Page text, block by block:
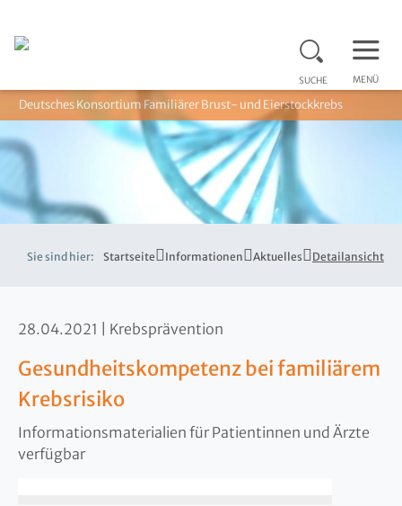
SUCHE MENÜ
Deutsches Konsortium Familiärer Brust- und Eierstockkrebs
Sie sind hier: Startseite Informationen Aktuelles Detailansicht
28.04.2021 Krebsprävention
Gesundheitskompetenz bei familiärem
Krebsrisiko
Informationsmaterialien für Patientinnen und Ärzte
verfügbar